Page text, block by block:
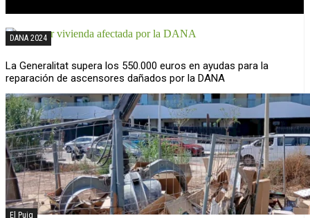
DANA 2024
La Generalitat supera los 550.000 euros en ayudas para la
reparación de ascensores dañados por la DANA
El Puig